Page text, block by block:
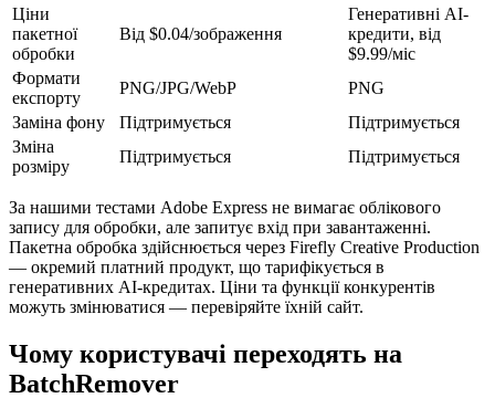
Ціни
пакетної
обробки
Від $0.04/зображення
Генеративні AI-
кредити, від
$9.99/міс
Формати
експорту
PNG/JPG/WebP
PNG
Заміна фону
Підтримується
Підтримується
Зміна
розміру
Підтримується Підтримується
За нашими тестами Adobe Express не вимагає облікового
запису для обробки, але запитує вхід при завантаженні.
Пакетна обробка здійснюється через Firefly Creative Production
— окремий платний продукт, що тарифікується в
генеративних AI-кредитах. Ціни та функції конкурентів
можуть змінюватися — перевіряйте їхній сайт.
Чому користувачі переходять на
BatchRemover